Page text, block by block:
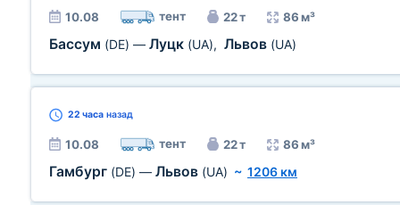
10.08 тент 22 т 86 м³
Бассум (DE) — Луцк (UA), Львов (UA)
22 часа назад
10.08 тент 22 т 86 м³
Гамбург (DE) — Львов (UA) ~ 1206 км